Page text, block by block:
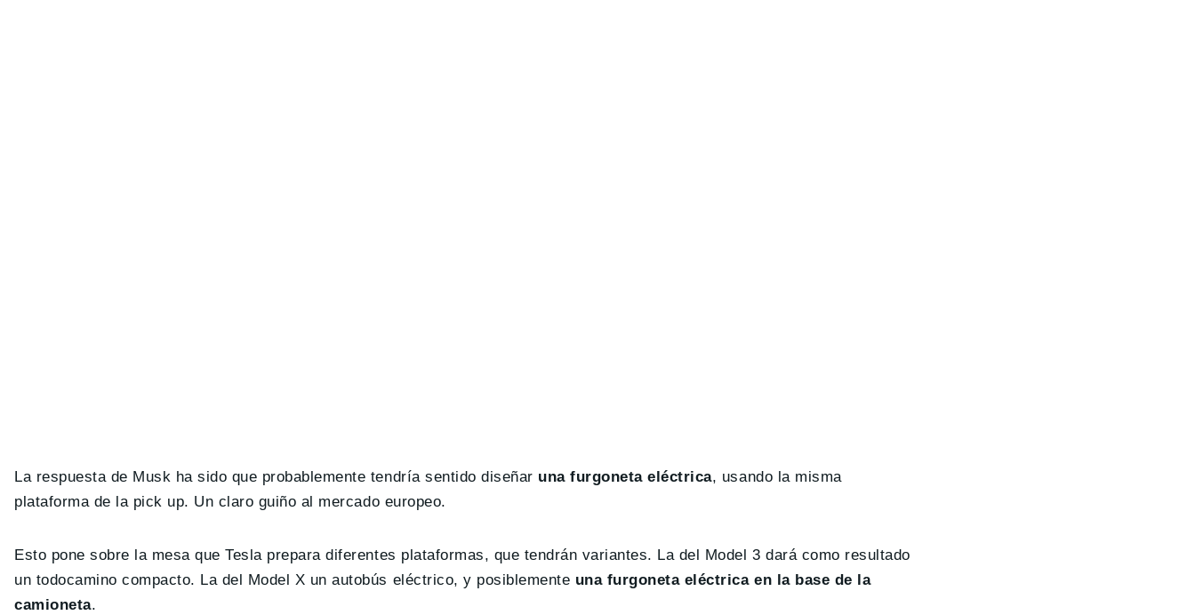
La respuesta de Musk ha sido que probablemente tendría sentido diseñar una furgoneta eléctrica, usando la misma
plataforma de la pick up. Un claro guiño al mercado europeo.
Esto pone sobre la mesa que Tesla prepara diferentes plataformas, que tendrán variantes. La del Model 3 dará como resultado
un todocamino compacto. La del Model X un autobús eléctrico, y posiblemente una furgoneta eléctrica en la base de la
camioneta.